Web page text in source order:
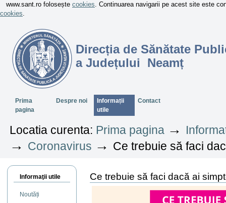
www.sant.ro folosește cookies. Continuarea navigarii pe acest site este
cookies.
Direcția de Sănătate
a Județului Neamț
SectiuniPrima
pagina
Despre noi
Informații
utile
Contact
Locatia curenta: Prima pagina →
→ Coronavirus → Ce trebuie să faci
Informaţii utile
Noutăți
Ce trebuie să faci dacă ai